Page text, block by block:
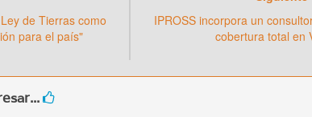
de Tierras como
para el país"
IPROSS incorpora un
cobertura total en